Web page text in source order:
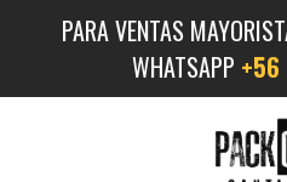
PARA VENTAS
WHATSAPP